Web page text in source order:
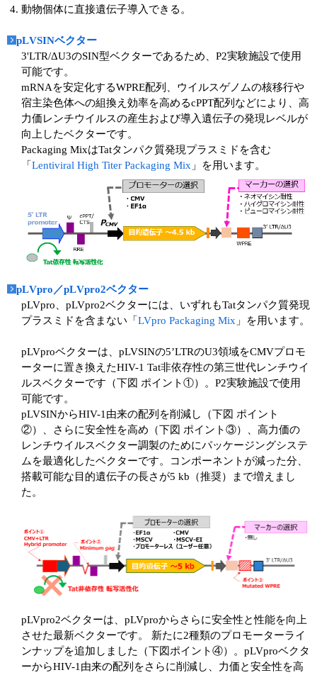
動物個体に直接遺伝子導入できる。
pLVSINベクター
3'LTR/ΔU3のSIN型ベクターであるため、P2実験施設で使用
可能です。
mRNAを安定化するWPRE配列、ウイルスゲノムの核移行や
宿主染色体への組換え効率を高めるcPPT配列などにより、高
力価レンチウイルスの産生および導入遺伝子の発現レベルが
向上したベクターです。
Packaging MixはTatタンパク質発現プラスミドを含む
「 Lentiviral High Titer Packaging Mix 」を用います。
pLVpro／pLVpro2ベクター
pLVpro、pLVpro2ベクターには、いずれもTatタンパク質発現
プラスミドを含まない「 LVpro Packaging Mix 」を用います。
pLVproベクターは、pLVSINの5’LTRのU3領域をCMVプロモ
ーターに置き換えたHIV-1 Tat非依存性の第三世代レンチウイ
ルスベクターです（下図 ポイント①）。P2実験施設で使用
可能です。
pLVSINからHIV-1由来の配列を削減し（下図 ポイント
②）、さらに安全性を高め（下図 ポイント③）、高力価の
レンチウイルスベクター調製のためにパッケージングシステ
ムを最適化したベクターです。コンポーネントが減った分、
搭載可能な目的遺伝子の長さが5 kb（推奨）まで増えまし
た。
pLVpro2ベクターは、pLVproからさらに安全性と性能を向上
させた最新ベクターです。 新たに2種類のプロモーターライ
ンナップを追加しました（下図ポイント④）。pLVproベクタ
ーからHIV-1由来の配列をさらに削減し、力価と安全性を高